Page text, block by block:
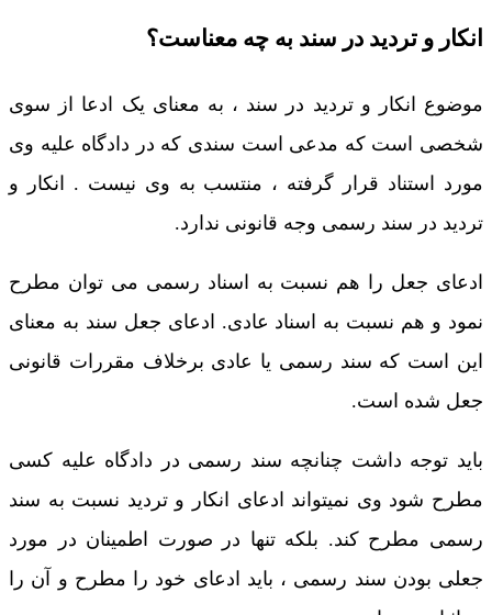
انکار و تردید در سند به چه معناست؟
موضوع انکار و تردید در سند ، به معنای یک ادعا از سوی
شخصی است که مدعی است سندی که در دادگاه علیه وی
مورد استناد قرار گرفته ، منتسب به وی نیست . انکار و
تردید در سند رسمی وجه قانونی ندارد.
ادعای جعل را هم نسبت به اسناد رسمی می توان مطرح
نمود و هم نسبت به اسناد عادی. ادعای جعل سند به معنای
این است که سند رسمی یا عادی برخلاف مقررات قانونی
جعل شده است.
باید توجه داشت چنانچه سند رسمی در دادگاه علیه کسی
مطرح شود وی نمیتواند ادعای انکار و تردید نسبت به سند
رسمی مطرح کند. بلکه تنها در صورت اطمینان در مورد
جعلی بودن سند رسمی ، باید ادعای خود را مطرح و آن را